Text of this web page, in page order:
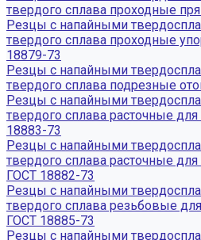
твердого сплава проходные
Резцы с напайными
твердого сплава проходные
18879-73
Резцы с напайными
твердого сплава подрезные
Резцы с напайными
твердого сплава расточные
18883-73
Резцы с напайными
твердого сплава расточные
ГОСТ 18882-73
Резцы с напайными
твердого сплава резьбовые
ГОСТ 18885-73
Резцы с напайными